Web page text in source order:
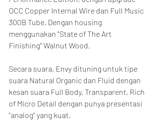
OCC Copper Internal Wire dan Full Music
300B Tube. Dengan housing
menggunakan "State of The Art
Finishing" Walnut Wood.
Secara suara, Envy dituning untuk tipe
suara Natural Organic dan Fluid dengan
kesan suara Full Body, Transparent, Rich
of Micro Detail dengan punya presentasi
"analog" yang kuat.